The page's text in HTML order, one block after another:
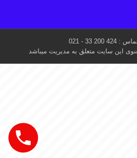
200 33 - 021
این سایت متعلق به مدیریت میباشد